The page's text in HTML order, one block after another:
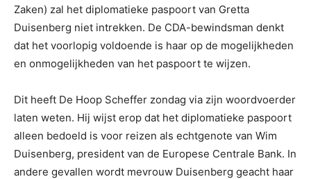
Zaken) zal het diplomatieke paspoort van Gretta
Duisenberg niet intrekken. De CDA-bewindsman denkt
dat het voorlopig voldoende is haar op de mogelijkheden
en onmogelijkheden van het paspoort te wijzen.
Dit heeft De Hoop Scheffer zondag via zijn woordvoerder
laten weten. Hij wijst erop dat het diplomatieke paspoort
alleen bedoeld is voor reizen als echtgenote van Wim
Duisenberg, president van de Europese Centrale Bank. In
andere gevallen wordt mevrouw Duisenberg geacht haar